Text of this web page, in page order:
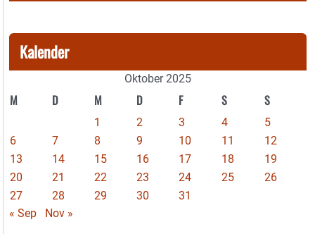
Kalender
Oktober 2025
M D M D F S S
1 2 3 4
5
6
7 8 9 10 11
12
13
14 15 16 17 18
19
20
21 22 23 24 25
26
27
28 29 30
31
« Sep
Nov »